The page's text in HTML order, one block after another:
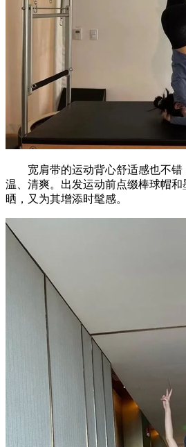
宽肩带的运动背心舒适感也不错
温、清爽。出发运动前点缀棒球帽
晒，又为其增添时髦感。